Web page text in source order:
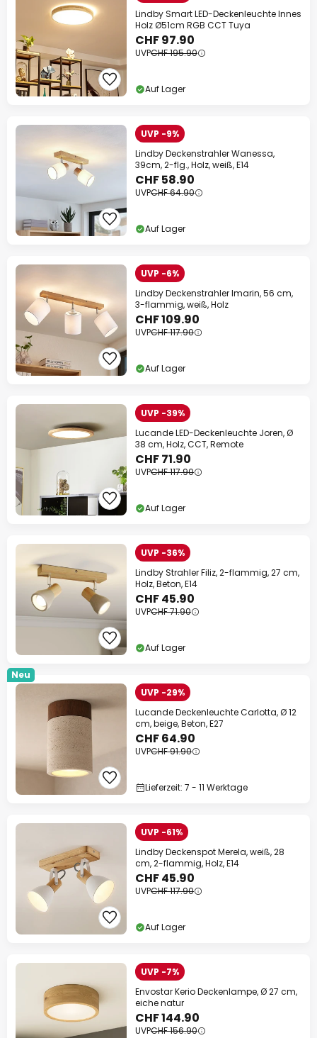
Lindby Smart LED-Deckenleuchte Innes
Holz Ø51cm RGB CCT Tuya
CHF 97.90
UVPCHF 195.90
Auf Lager
UVP -9%
Lindby Deckenstrahler Wanessa,
39cm, 2-flg., Holz, weiß, E14
CHF 58.90
UVPCHF 64.90
Auf Lager
UVP -6%
Lindby Deckenstrahler Imarin, 56 cm,
3-flammig, weiß, Holz
CHF 109.90
UVPCHF 117.90
Auf Lager
UVP -39%
Lucande LED-Deckenleuchte Joren, Ø
38 cm, Holz, CCT, Remote
CHF 71.90
UVPCHF 117.90
Auf Lager
UVP -36%
Lindby Strahler Filiz, 2-flammig, 27 cm,
Holz, Beton, E14
CHF 45.90
UVPCHF 71.90
Auf Lager
Neu
UVP -29%
Lucande Deckenleuchte Carlotta, Ø 12
cm, beige, Beton, E27
CHF 64.90
UVPCHF 91.90
Lieferzeit: 7 - 11 Werktage
UVP -61%
Lindby Deckenspot Merela, weiß, 28
cm, 2-flammig, Holz, E14
CHF 45.90
UVPCHF 117.90
Auf Lager
UVP -7%
Envostar Kerio Deckenlampe, Ø 27 cm,
eiche natur
CHF 144.90
UVPCHF 156.90